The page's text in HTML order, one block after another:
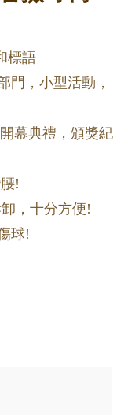
標語
門，小型活動，
幕典禮，頒獎紀
!
，十分方便!
球!